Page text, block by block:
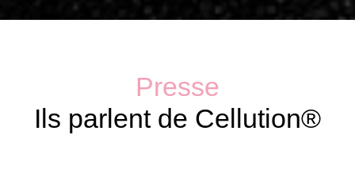
Presse
Ils parlent de Cellution®